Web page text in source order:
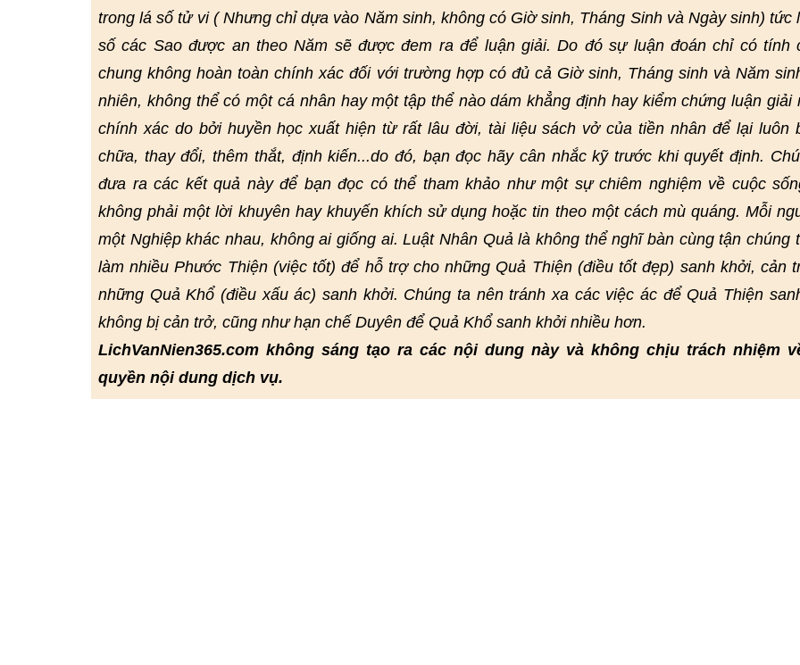
trong lá số tử vi ( Nhưng chỉ dựa vào Năm sinh, không có Giờ sinh, Tháng Sinh và Ngày sinh) tức
số các Sao được an theo Năm sẽ được đem ra để luận giải. Do đó sự luận đoán chỉ có tính
chung không hoàn toàn chính xác đối với trường hợp có đủ cả Giờ sinh, Tháng sinh và Năm
nhiên, không thể có một cá nhân hay một tập thể nào dám khẳng định hay kiểm chứng luận giải
chính xác do bởi huyền học xuất hiện từ rất lâu đời, tài liệu sách vở của tiền nhân để lại luôn
chữa, thay đổi, thêm thắt, định kiến...do đó, bạn đọc hãy cân nhắc kỹ trước khi quyết định.
đưa ra các kết quả này để bạn đọc có thể tham khảo như một sự chiêm nghiệm về cuộc
không phải một lời khuyên hay khuyến khích sử dụng hoặc tin theo một cách mù quáng. Mỗi
một Nghiệp khác nhau, không ai giống ai. Luật Nhân Quả là không thể nghĩ bàn cùng tận chúng
làm nhiều Phước Thiện (việc tốt) để hỗ trợ cho những Quả Thiện (điều tốt đẹp) sanh khởi, cản
những Quả Khổ (điều xấu ác) sanh khởi. Chúng ta nên tránh xa các việc ác để Quả Thiện
không bị cản trở, cũng như hạn chế Duyên để Quả Khổ sanh khởi nhiều hơn.
LichVanNien365.com không sáng tạo ra các nội dung này và không chịu trách nhiệm
quyền nội dung dịch vụ.